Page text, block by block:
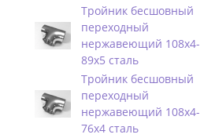
Тройник бесшовный
переходный
нержавеющий 108х4-
89х5 сталь
Тройник бесшовный
переходный
нержавеющий 108х4-
76х4 сталь